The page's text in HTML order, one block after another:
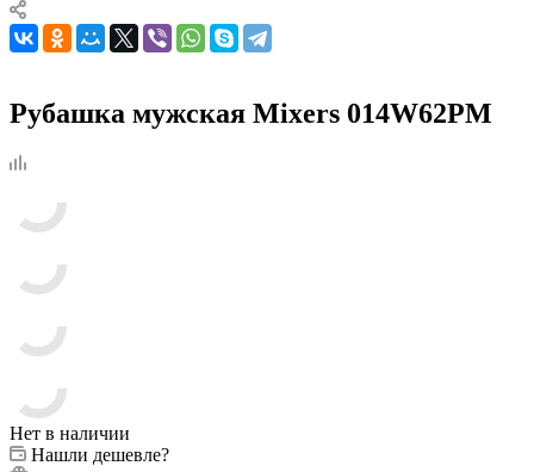
Рубашка мужская Mixers 014W62PM
Нет в наличии
Нашли дешевле?